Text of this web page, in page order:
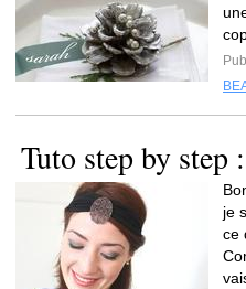
Tuto step by step
je
ce